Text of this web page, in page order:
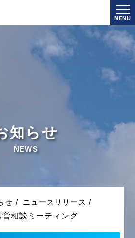
MENU
知らせ
NEWS
せ
ニュースリリース
相談ミーティング